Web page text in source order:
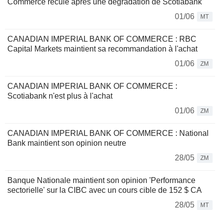
Commerce recule après une dégradation de Scotiabank
01/06
MT
CANADIAN IMPERIAL BANK OF COMMERCE : RBC
Capital Markets maintient sa recommandation à l'achat
01/06
ZM
CANADIAN IMPERIAL BANK OF COMMERCE :
Scotiabank n'est plus à l'achat
01/06
ZM
CANADIAN IMPERIAL BANK OF COMMERCE : National
Bank maintient son opinion neutre
28/05
ZM
Banque Nationale maintient son opinion 'Performance
sectorielle' sur la CIBC avec un cours cible de 152 $ CA
28/05
MT